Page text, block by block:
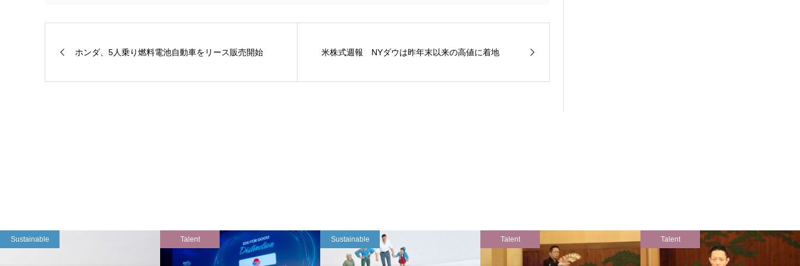
ホンダ、5人乗り燃料電池自動車をリース販売開始 米株式週報 NYダウは昨年末以来の高値に着地
Sustainable Talent Sustainable Talent Talent